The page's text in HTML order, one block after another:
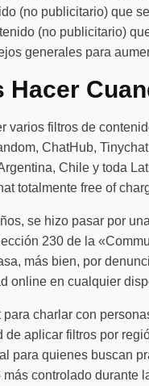
(no publicitario) que
(no publicitario)
generales para
Hacer
varios filtros de
ChatHub,
Chile y toda
totalmente free of
se hizo pasar por
230 de la
más bien, por
online en cualquier
charlar con
aplicar filtros por
para quienes buscan
controlado durante